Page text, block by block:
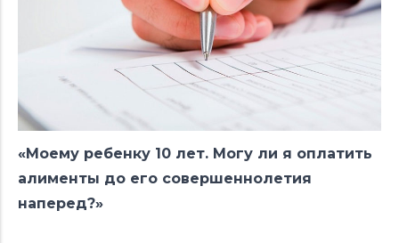
«Моему ребенку 10 лет. Могу ли я оплатить
алименты до его совершеннолетия
наперед?»